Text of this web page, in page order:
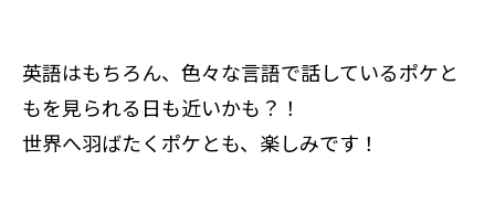
英語はもちろん、色々な言語で話しているポケと
もを見られる日も近いかも？！
世界へ羽ばたくポケとも、楽しみです！